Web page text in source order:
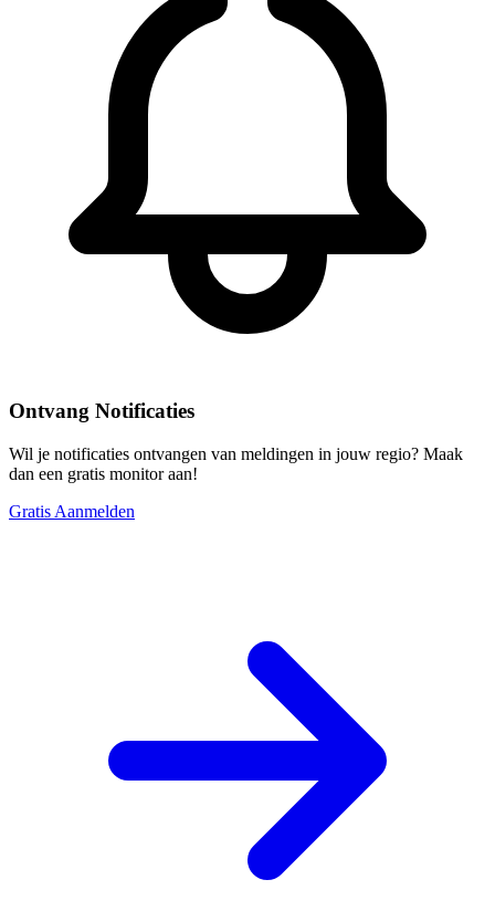
Ontvang Notificaties
Wil je notificaties ontvangen van meldingen in jouw regio? Maak
dan een gratis monitor aan!
Gratis Aanmelden